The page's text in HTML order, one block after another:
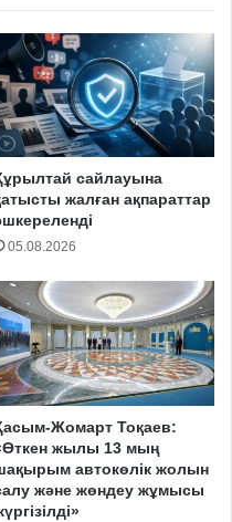
сайлауына
жалған ақпараттар
05.08.2026
Жомарт Тоқаев:
жылы 13 мың
автокөлік жолын
және жөндеу жұмысы